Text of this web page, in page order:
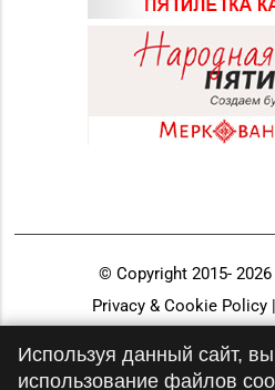
© Copyright 2015- 2026
Privacy & Cookie Policy
Используя данный сайт,
использование файлов